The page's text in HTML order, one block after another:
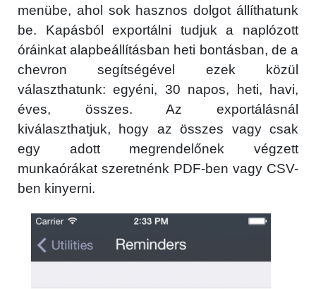
menübe, ahol sok hasznos dolgot állíthatunk
be. Kapásból exportálni tudjuk a naplózott
óráinkat alapbeállításban heti bontásban, de a
chevron segítségével ezek közül
választhatunk: egyéni, 30 napos, heti, havi,
éves, összes. Az exportálásnál
kiválaszthatjuk, hogy az összes vagy csak
egy adott megrendelőnek végzett
munkaórákat szeretnénk PDF-ben vagy CSV-
ben kinyerni.